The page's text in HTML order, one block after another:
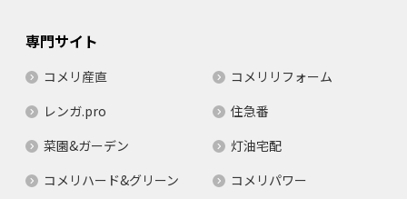
専門サイト
コメリ産直
コメリリフォーム
レンガ.pro
住急番
菜園&ガーデン
灯油宅配
コメリハード&グリーン
コメリパワー